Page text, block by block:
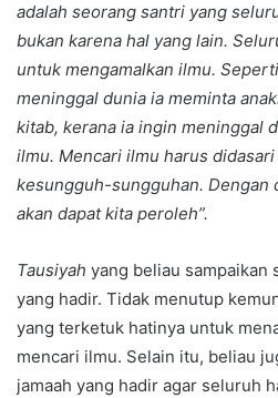
adalah seorang santri yang
bukan karena hal yang lain.
untuk mengamalkan ilmu. Seperti
meninggal dunia ia meminta
kitab, kerana ia ingin meninggal
ilmu. Mencari ilmu harus
kesungguh-sungguhan. Dengan
akan dapat kita peroleh”.
Tausiyah yang beliau sampaikan
yang hadir. Tidak menutup
yang terketuk hatinya untuk
mencari ilmu. Selain itu, beliau
jamaah yang hadir agar seluruh